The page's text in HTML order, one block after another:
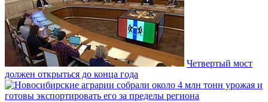
Четвертый мост
должен открыться до конца года